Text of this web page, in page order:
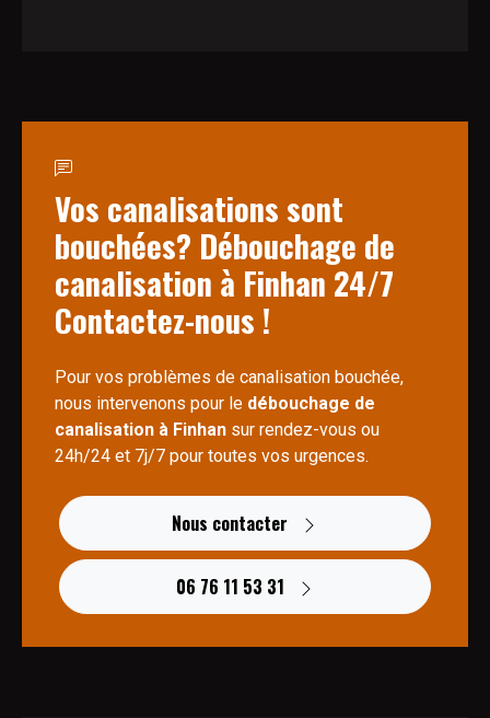
Vos canalisations sont
bouchées? Débouchage de
canalisation à Finhan 24/7
Contactez-nous !
Pour vos problèmes de canalisation bouchée,
nous intervenons pour le débouchage de
canalisation à Finhan sur rendez-vous ou
24h/24 et 7j/7 pour toutes vos urgences.
Nous contacter
06 76 11 53 31